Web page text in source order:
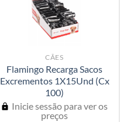
CÃES
Flamingo Recarga Sacos
Excrementos 1X15Und (Cx
100)
Inicie sessão para ver os
preços